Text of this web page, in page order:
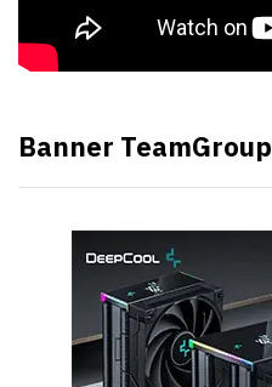
Banner TeamGroup